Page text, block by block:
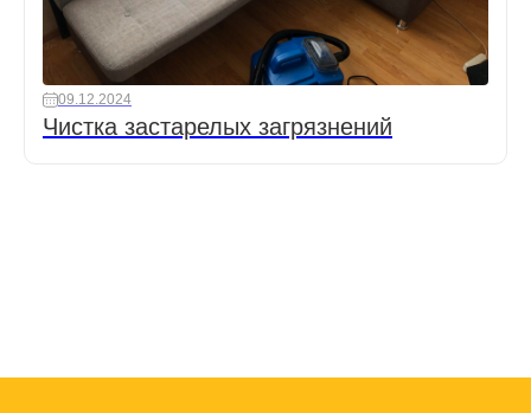
09.12.2024
Чистка застарелых загрязнений